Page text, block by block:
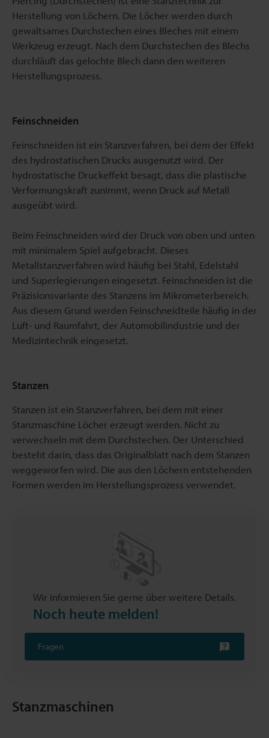
Herstellung von Löchern. Die Löcher werden durch
gewaltsames Durchstechen eines Bleches mit einem
Werkzeug erzeugt. Nach dem Durchstechen des Blechs
durchläuft das gelochte Blech dann den weiteren
Herstellungsprozess.
Feinschneiden
Feinschneiden ist ein Stanzverfahren, bei dem der Effekt
des hydrostatischen Drucks ausgenutzt wird. Der
hydrostatische Druckeffekt besagt, dass die plastische
Verformungskraft zunimmt, wenn Druck auf Metall
ausgeübt wird.
Beim Feinschneiden wird der Druck von oben und unten
mit minimalem Spiel aufgebracht. Dieses
Metallstanzverfahren wird häufig bei Stahl, Edelstahl
und Superlegierungen eingesetzt. Feinschneiden ist die
Präzisionsvariante des Stanzens im Mikrometerbereich.
Aus diesem Grund werden Feinschneidteile häufig in der
Luft- und Raumfahrt, der Automobilindustrie und der
Medizintechnik eingesetzt.
Stanzen
Stanzen ist ein Stanzverfahren, bei dem mit einer
Stanzmaschine Löcher erzeugt werden. Nicht zu
verwechseln mit dem Durchstechen. Der Unterschied
besteht darin, dass das Originalblatt nach dem Stanzen
weggeworfen wird. Die aus den Löchern entstehenden
Formen werden im Herstellungsprozess verwendet.
Wir informieren Sie gerne über weitere Details.
Noch heute melden!
Fragen
Stanzmaschinen